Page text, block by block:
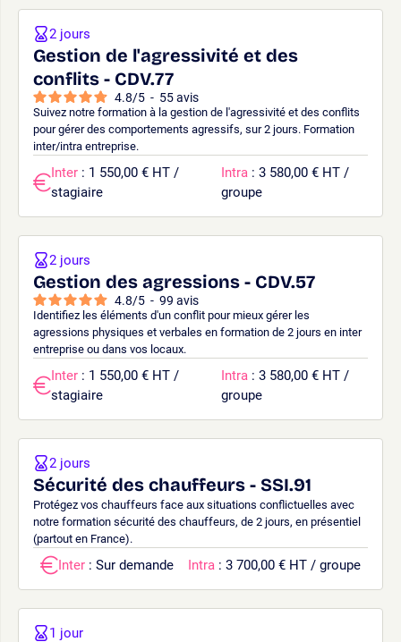
Gestion de l'agressivité et des
conflits - CDV.77
4.8/5 - 55avis
Suivez notre formation à la gestion de l'agressivité et des conflits
pour gérer des comportements agressifs, sur 2 jours. Formation
inter/intra entreprise.
2 jours
Inter : 1 550,00 € HT /
stagiaire
Intra : 3 580,00 € HT /
groupe
Gestion des agressions - CDV.57
4.8/5 - 99 avis
Identifiez les éléments d'un conflit pour mieux gérer les
agressions physiques et verbales en formation de 2 jours en inter
entreprise ou dans vos locaux.
2 jours
Inter : 1 550,00 € HT /
stagiaire
Intra : 3 580,00 € HT /
groupe
Sécurité des chauffeurs - SSI.91
Protégez vos chauffeurs face aux situations conflictuelles avec
notre formation sécurité des chauffeurs, de 2 jours, en présentiel
(partout en France).
2 jours
Inter : Sur demande Intra : 3 700,00 € HT / groupe
1 jour